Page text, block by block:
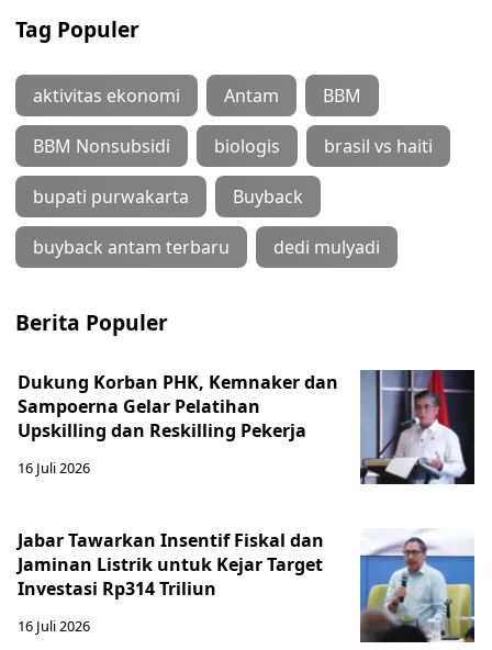
Tag Populer
aktivitas ekonomi Antam BBM
BBM Nonsubsidi biologis brasil vs haiti
bupati purwakarta Buyback
buyback antam terbaru dedi mulyadi
Berita Populer
Dukung Korban PHK, Kemnaker dan
Sampoerna Gelar Pelatihan
Upskilling dan Reskilling Pekerja
16 Juli 2026
Jabar Tawarkan Insentif Fiskal dan
Jaminan Listrik untuk Kejar Target
Investasi Rp314 Triliun
16 Juli 2026